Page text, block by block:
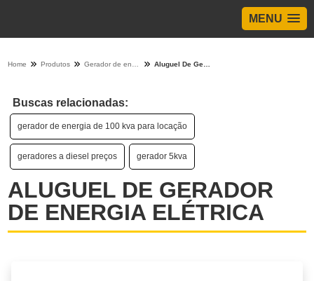
MENU
Home Produtos
Buscas relacionadas:
gerador de energia de 100 kva para locação
geradores a diesel preços gerador 5kva
ALUGUEL DE GERADOR
DE ENERGIA ELÉTRICA